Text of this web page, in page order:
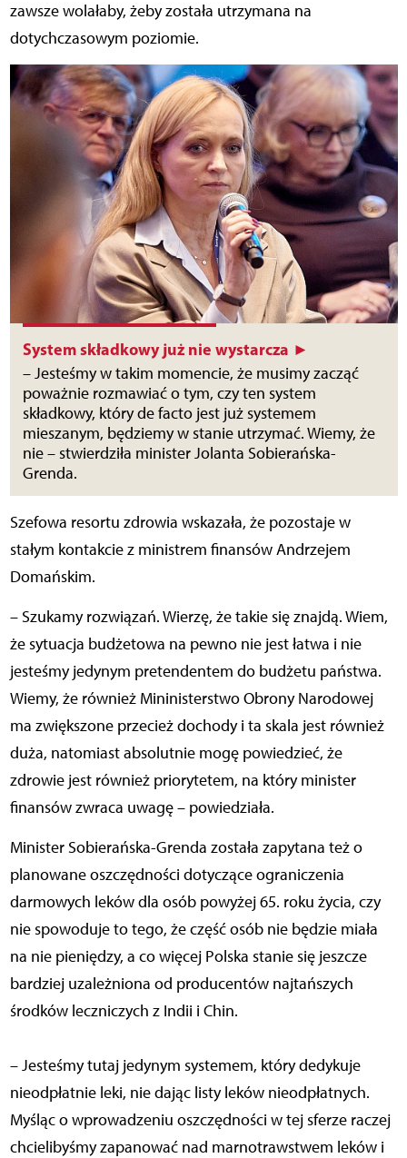
zawsze wolałaby, żeby została utrzymana na
dotychczasowym poziomie.
System składkowy już nie wystarcza ►
– Jesteśmy w takim momencie, że musimy zacząć
poważnie rozmawiać o tym, czy ten system
składkowy, który de facto jest już systemem
mieszanym, będziemy w stanie utrzymać. Wiemy, że
nie – stwierdziła minister Jolanta Sobierańska-
Grenda.
Szefowa resortu zdrowia wskazała, że pozostaje w
stałym kontakcie z ministrem finansów Andrzejem
Domańskim.
– Szukamy rozwiązań. Wierzę, że takie się znajdą. Wiem,
że sytuacja budżetowa na pewno nie jest łatwa i nie
jesteśmy jedynym pretendentem do budżetu państwa.
Wiemy, że również Mininisterstwo Obrony Narodowej
ma zwiększone przecież dochody i ta skala jest również
duża, natomiast absolutnie mogę powiedzieć, że
zdrowie jest również priorytetem, na który minister
finansów zwraca uwagę – powiedziała.
Minister Sobierańska-Grenda została zapytana też o
planowane oszczędności dotyczące ograniczenia
darmowych leków dla osób powyżej 65. roku życia, czy
nie spowoduje to tego, że część osób nie będzie miała
na nie pieniędzy, a co więcej Polska stanie się jeszcze
bardziej uzależniona od producentów najtańszych
środków leczniczych z Indii i Chin.
– Jesteśmy tutaj jedynym systemem, który dedykuje
nieodpłatnie leki, nie dając listy leków nieodpłatnych.
Myśląc o wprowadzeniu oszczędności w tej sferze raczej
chcielibyśmy zapanować nad marnotrawstwem leków i